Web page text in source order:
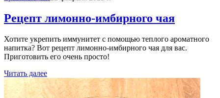
Рецепт лимонно-имбирного чая
Хотите укрепить иммунитет с помощью теплого ароматного
напитка? Вот рецепт лимонно-имбирного чая для вас.
Приготовить его очень просто!
Читать далее